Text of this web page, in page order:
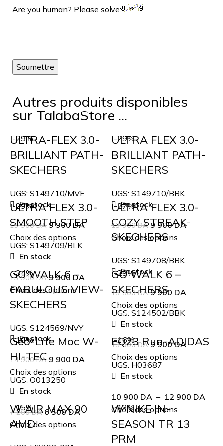
Are you human? Please solve:
Autres produits disponibles
sur TalabaStore ...
-29%
ULTRA-FLEX 3.0-
BRILLIANT PATH-
SKECHERS
UGS: S149710/MVE
En stock
13 900DA 9 900 DA
Choix des options
-29%
ULTRA FLEX 3.0-
BRILLIANT PATH-
SKECHERS
UGS: S149710/BBK
En stock
13 900DA 9 900DA
Choix des options
-29%
ULTRA FLEX 3.0-
SMOOTH STEP
UGS: S149709/BLK
En stock
13 900DA 9 900 DA
Choix des options
-27%
ULTRA FLEX 3.0-
COZY STREAK-
SKECHERS
UGS: S149708/BBK
En stock
13 500DA 9 900 DA
Choix des options
-34%
GO WALK 6 –
FABULOUS VIEW-
SKECHERS
UGS: S124569/NVY
En stock
14 900DA 9 900 DA
Choix des options
-29%
GO WALK 6 –
SKECHERS
UGS: S124502/BBK
En stock
13 900DA 9 900DA
Choix des options
-10%
Geo-Lite Moc W-
HI-TEC
UGS: O013250
En stock
7 200DA 6 500DA
Choix des options
-16%
EQ23 Run-ADIDAS
UGS: H03687
En stock
10 900 DA – 12 900 DA
Choix des options
-15%
W AIR MAX 90
AMD
-13%
W NIKE IN-
SEASON TR 13
PRM